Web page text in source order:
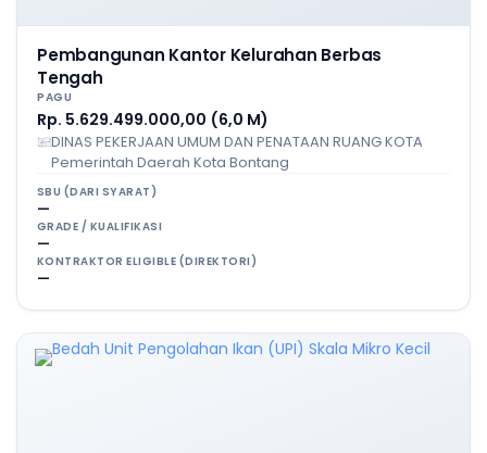
Pembangunan Kantor Kelurahan Berbas
Tengah
PAGU
Rp. 5.629.499.000,00 (6,0 M)
DINAS PEKERJAAN UMUM DAN PENATAAN RUANG KOTA
Pemerintah Daerah Kota Bontang
SBU (DARI SYARAT)
—
GRADE / KUALIFIKASI
—
KONTRAKTOR ELIGIBLE (DIREKTORI)
—